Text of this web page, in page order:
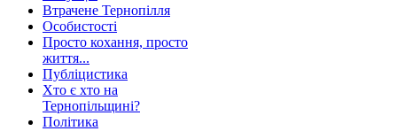
Втрачене Тернопілля
Особистості
Просто кохання, просто
життя...
Публіцистика
Хто є хто на
Тернопільщині?
Політика